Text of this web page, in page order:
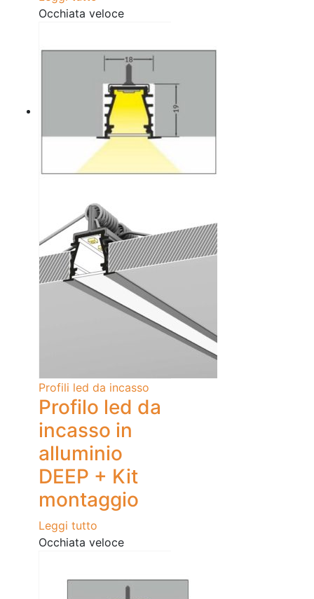
Occhiata veloce
Profili led da incasso
Profilo led da
incasso in
alluminio
DEEP + Kit
montaggio
Leggi tutto
Occhiata veloce